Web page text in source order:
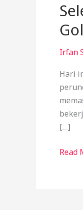
Irfan
Hari
[…]
Read